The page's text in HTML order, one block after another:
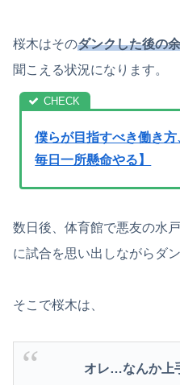
桜木はそのダンクした後の
聞こえる状況になります。
僕らが目指すべき働き方
毎日一所懸命やる】
数日後、体育館で悪友の水
に試合を思い出しながらダ
そこで桜木は、
オレ…なんか上